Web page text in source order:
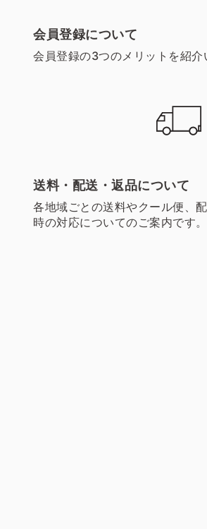
会員登録について
会員登録の3つのメリットを紹介
送料・配送・返品について
各地域ごとの送料やクール便、
時の対応についてのご案内です。